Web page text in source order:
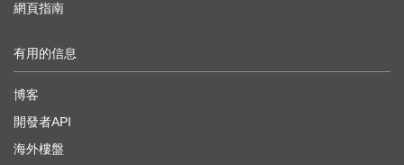
網頁指南
有用的信息
博客
開發者API
海外樓盤